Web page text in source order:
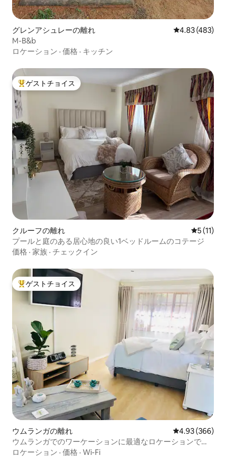
グレンアシュレーの離れ レビュー483
4.83 (483)
M-B&b
ロケーション · 価格 · キッチン
大好評のゲストチョイスです。
ゲストチョイス
クルーフの離れ レビュー
5 (11)
プールと庭のある居心地の良い1ベッドルームのコテージ
価格 · 家族 · チェックイン
大好評のゲストチョイスです。
ゲストチョイス
ウムランガの離れ レビュー366
4.93 (366)
ウムランガでのワーケーションに最適なロケーションで
す！
ロケーション · 価格 · Wi-Fi